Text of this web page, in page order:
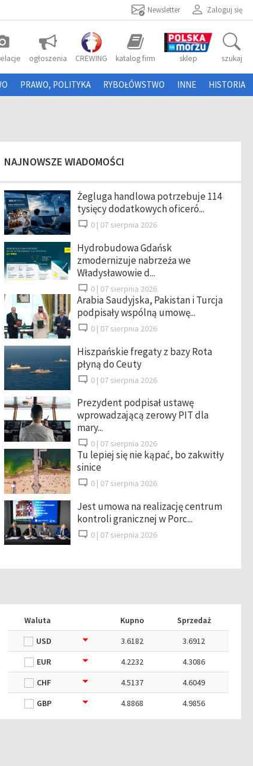
Zaloguj się
Newsletter
ogłoszenia CREWING katalog firm sklep szukaj
PRAWO, POLITYKA RYBOŁÓWSTWO INNE HISTORIA
NAJNOWSZE WIADOMOŚCI
Żegluga handlowa potrzebuje 114
tysięcy dodatkowych oficeró...
0 | 07 sierpnia 2026
Hydrobudowa Gdańsk
zmodernizuje nabrzeża we
Władysławowie d...
0 | 07 sierpnia 2026
Arabia Saudyjska, Pakistan i Turcja
podpisały wspólną umowę...
0 | 07 sierpnia 2026
Hiszpańskie fregaty z bazy Rota
płyną do Ceuty
0 | 07 sierpnia 2026
Prezydent podpisał ustawę
wprowadzającą zerowy PIT dla
mary...
0 | 07 sierpnia 2026
Tu lepiej się nie kąpać, bo zakwitły
sinice
0 | 07 sierpnia 2026
Jest umowa na realizację centrum
kontroli granicznej w Porc...
0 | 07 sierpnia 2026
Waluta Kupno
Sprzedaż
USD
3.6182
3.6912
EUR
4.2232
4.3086
CHF
4.5137
4.6049
GBP
4.8868 4.9856